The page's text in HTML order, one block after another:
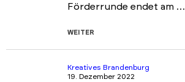
Förderrunde endet am …
WEITER
Kreatives Brandenburg
19. Dezember 2022